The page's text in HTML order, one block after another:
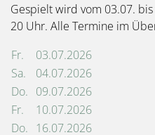
Gespielt wird vom 03.07.
20 Uhr. Alle Termine im
Fr.
03.07.2026
Sa.
04.07.2026
Do. 09.07.2026
Fr.
10.07.2026
Do. 16.07.2026